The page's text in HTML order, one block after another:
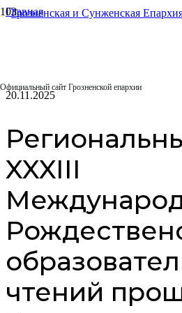
Официальный сайт Грозненской епархии
Главная
20.11.2025
XXXIII
чтений